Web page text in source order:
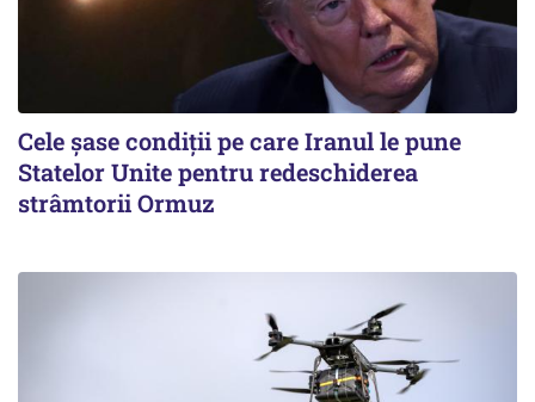
Cele șase condiții pe care Iranul le pune
Statelor Unite pentru redeschiderea
strâmtorii Ormuz